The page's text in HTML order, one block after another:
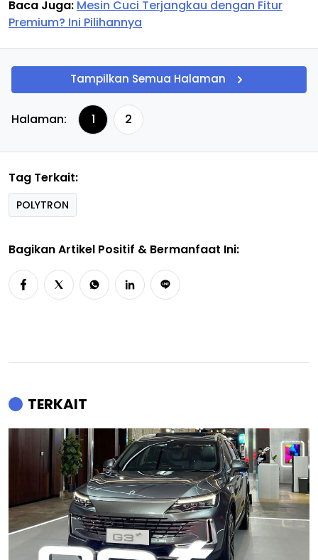
Baca Juga: Mesin Cuci Terjangkau dengan Fitur
Premium? Ini Pilihannya
Tampilkan Semua Halaman
Halaman: 1 2
Tag Terkait:
POLYTRON
Bagikan Artikel Positif & Bermanfaat Ini:
TERKAIT